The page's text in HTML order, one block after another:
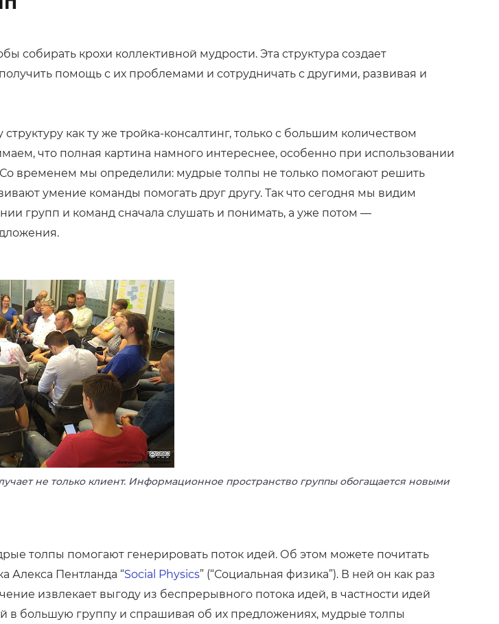
собирать крохи коллективной мудрости. Эта структура создает
помощь с их проблемами и сотрудничать с другими, развивая и
как ту же тройка-консалтинг, только с большим количеством
что полная картина намного интереснее, особенно при использовании
Со временем мы определили: мудрые толпы не только помогают решить
умение команды помогать друг другу. Так что сегодня мы видим
групп и команд сначала слушать и понимать, а уже потом —
не только клиент. Информационное пространство группы обогащается новыми
толпы помогают генерировать поток идей. Об этом можете почитать
Алекса Пентланда “Social Physics” (“Социальная физика”). В ней он как раз
извлекает выгоду из беспрерывного потока идей, в частности идей
в большую группу и спрашивая об их предложениях, мудрые толпы